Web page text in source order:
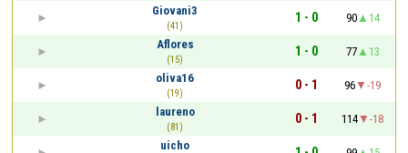
Giovani3
(41)
1 - 0 90
14
Aflores
(15)
1 - 0 77
13
oliva16
(19)
0 - 1 96
-19
laureno
(81)
0 - 1 114
-18
uicho